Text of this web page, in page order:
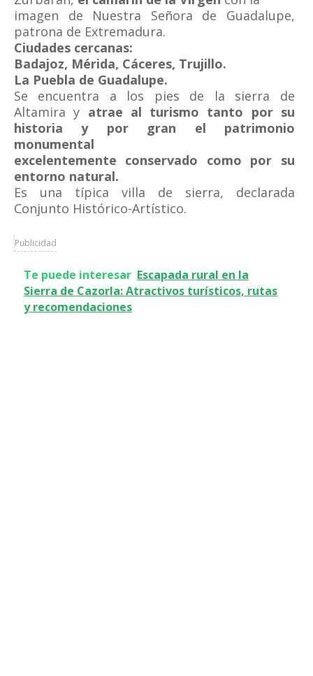
imagen de Nuestra Señora de Guadalupe,
patrona de Extremadura.
Ciudades cercanas:
Badajoz, Mérida, Cáceres, Trujillo.
La Puebla de Guadalupe.
Se encuentra a los pies de la sierra de
Altamira y atrae al turismo tanto por su
historia y por gran el patrimonio
monumental
excelentemente conservado como por su
entorno natural.
Es una típica villa de sierra, declarada
Conjunto Histórico-Artístico.
Publicidad
Te puede interesar Escapada rural en la
Sierra de Cazorla: Atractivos turísticos, rutas
y recomendaciones